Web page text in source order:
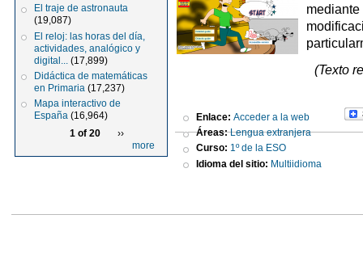
El traje de astronauta
(19,087)
El reloj: las horas del día,
actividades, analógico y
digital...
(17,899)
Didáctica de matemáticas
en Primaria (17,237)
Mapa interactivo de
España (16,964)
1 of 20
››
more
(Texto
Enlace:Acceder a la web
Áreas:Lengua extranjera
Curso: 1º de la ESO
Idioma del sitio: Multiidioma